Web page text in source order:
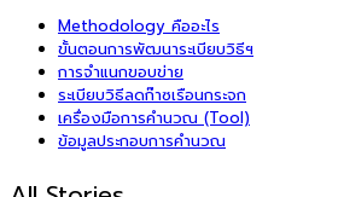
Methodology คืออะไร
ขั้นตอนการพัฒนาระเบียบวิธีฯ
การจำแนกขอบข่าย
ระเบียบวิธีลดก๊าซเรือนกระจก
เครื่องมือการคำนวณ (Tool)
ข้อมูลประกอบการคำนวณ